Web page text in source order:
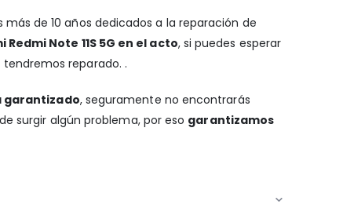
más de 10 años dedicados a la reparación de
Note 11S 5G en el acto, si puedes esperar
reparado. .
garantizado, seguramente no encontrarás
surgir algún problema, por eso garantizamos